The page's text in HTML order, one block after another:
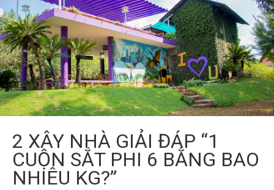
2 XÂY NHÀ GIẢI ĐÁP “1
CUỘN SẮT PHI 6 BẰNG BAO
NHIÊU KG?”